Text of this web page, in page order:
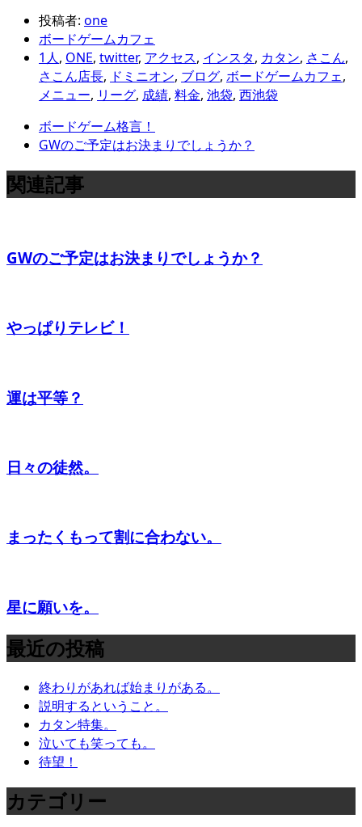
投稿者: one
ボードゲームカフェ
1人, ONE, twitter, アクセス, インスタ, カタン, さこん,
さこん店長, ドミニオン, ブログ, ボードゲームカフェ,
メニュー, リーグ, 成績, 料金, 池袋, 西池袋
ボードゲーム格言！
GWのご予定はお決まりでしょうか？
関連記事
GWのご予定はお決まりでしょうか？
やっぱりテレビ！
運は平等？
日々の徒然。
まったくもって割に合わない。
星に願いを。
最近の投稿
終わりがあれば始まりがある。
説明するということ。
カタン特集。
泣いても笑っても。
待望！
カテゴリー